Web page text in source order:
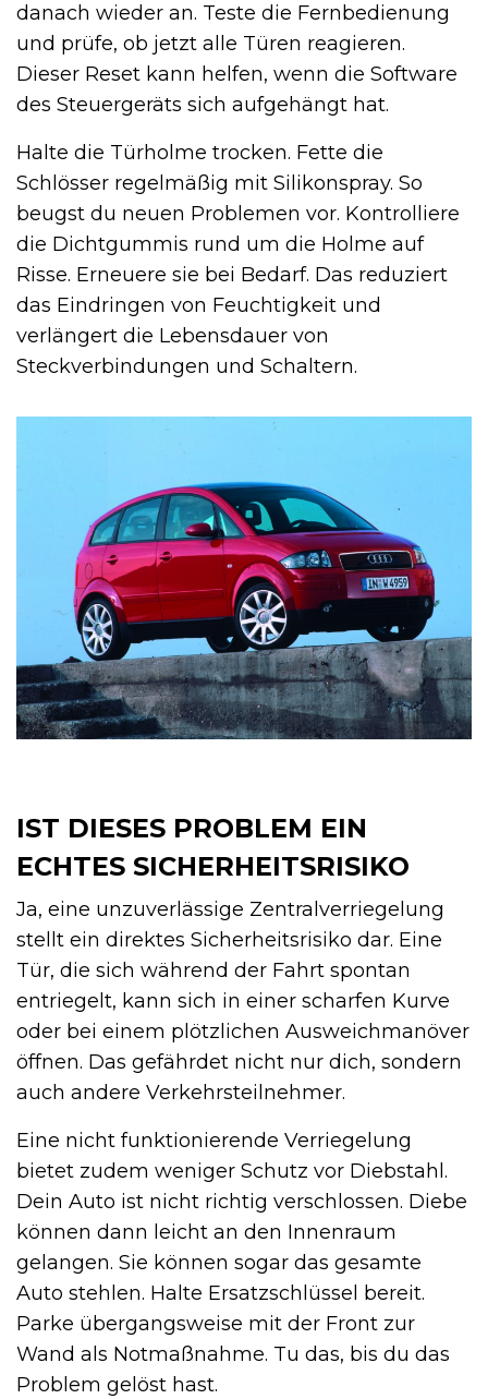
danach wieder an. Teste die Fernbedienung
und prüfe, ob jetzt alle Türen reagieren.
Dieser Reset kann helfen, wenn die Software
des Steuergeräts sich aufgehängt hat.
Halte die Türholme trocken. Fette die
Schlösser regelmäßig mit Silikonspray. So
beugst du neuen Problemen vor. Kontrolliere
die Dichtgummis rund um die Holme auf
Risse. Erneuere sie bei Bedarf. Das reduziert
das Eindringen von Feuchtigkeit und
verlängert die Lebensdauer von
Steckverbindungen und Schaltern.
IST DIESES PROBLEM EIN
ECHTES SICHERHEITSRISIKO
Ja, eine unzuverlässige Zentralverriegelung
stellt ein direktes Sicherheitsrisiko dar. Eine
Tür, die sich während der Fahrt spontan
entriegelt, kann sich in einer scharfen Kurve
oder bei einem plötzlichen Ausweichmanöver
öffnen. Das gefährdet nicht nur dich, sondern
auch andere Verkehrsteilnehmer.
Eine nicht funktionierende Verriegelung
bietet zudem weniger Schutz vor Diebstahl.
Dein Auto ist nicht richtig verschlossen. Diebe
können dann leicht an den Innenraum
gelangen. Sie können sogar das gesamte
Auto stehlen. Halte Ersatzschlüssel bereit.
Parke übergangsweise mit der Front zur
Wand als Notmaßnahme. Tu das, bis du das
Problem gelöst hast.